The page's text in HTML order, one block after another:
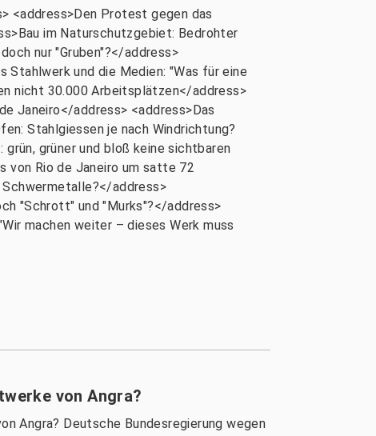
<address>Den Protest gegen das
im Naturschutzgebiet: Bedrohter
nur "Gruben"?</address>
und die Medien: "Was für eine
nicht 30.000 Arbeitsplätzen</address>
Janeiro</address> <address>Das
Stahlgiessen je nach Windrichtung?
grüner und bloß keine sichtbaren
von Rio de Janeiro um satte 72
Schwermetalle?</address>
"Schrott" und "Murks"?</address>
machen weiter – dieses Werk muss
von Angra?
Angra? Deutsche Bundesregierung wegen